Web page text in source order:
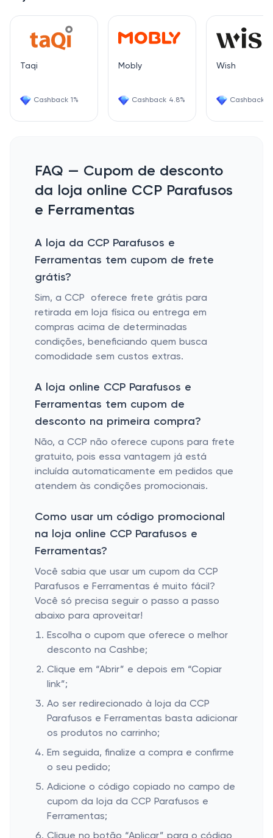
Taqi
Cashback 1%
Mobly
Cashback 4.8%
Wish
Cashback
FAQ — Cupom de desconto
da loja online CCP Parafusos
e Ferramentas
A loja da CCP Parafusos e
Ferramentas tem cupom de frete
grátis?
Sim, a CCP oferece frete grátis para
retirada em loja física ou entrega em
compras acima de determinadas
condições, beneficiando quem busca
comodidade sem custos extras.
A loja online CCP Parafusos e
Ferramentas tem cupom de
desconto na primeira compra?
Não, a CCP não oferece cupons para frete
gratuito, pois essa vantagem já está
incluída automaticamente em pedidos que
atendem às condições promocionais.
Como usar um código promocional
na loja online CCP Parafusos e
Ferramentas?
Você sabia que usar um cupom da CCP
Parafusos e Ferramentas é muito fácil?
Você só precisa seguir o passo a passo
abaixo para aproveitar!
Escolha o cupom que oferece o melhor
desconto na Cashbe;
Clique em “Abrir” e depois em “Copiar
link”;
Ao ser redirecionado à loja da CCP
Parafusos e Ferramentas basta adicionar
os produtos no carrinho;
Em seguida, finalize a compra e confirme
o seu pedido;
Adicione o código copiado no campo de
cupom da loja da CCP Parafusos e
Ferramentas;